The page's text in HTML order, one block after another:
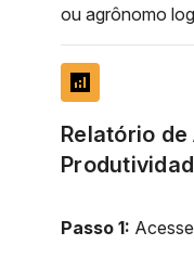
ou agrônomo
analytics
Relatório
Passo 1: